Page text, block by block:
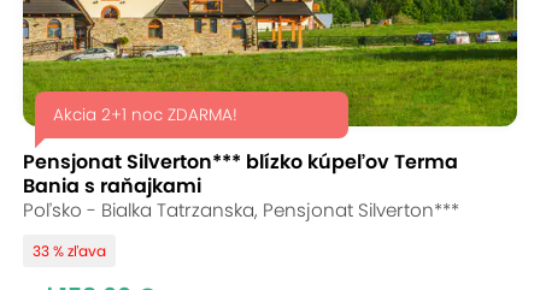
Akcia 2+1 noc ZDARMA!
Pensjonat Silverton*** blízko kúpeľov Terma
Bania s raňajkami
Poľsko - Bialka Tatrzanska, Pensjonat Silverton***
33 % zľava